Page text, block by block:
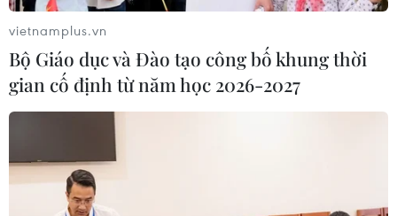
Vòng 25 V-League: Thép Xanh Nam Định
bảo vệ thành công ngôi vô địch trước 1
Chiến thắng 2-0 trước Quảng Nam giúp Nam Định
chính thức lên ngôi vô địch sớm 1 vòng đấu. Trong khi
vietnamplus.vn
Bộ Giáo dục và Đào tạo công bố khung thời
gian cố định từ năm học 2026-2027